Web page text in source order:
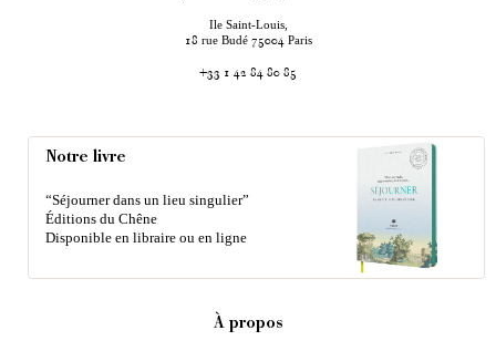
Ile Saint-Louis,
18 rue Budé 75004 Paris
+33 1 42 84 80 85
Notre livre
“Séjourner dans un lieu singulier”
Éditions du Chêne
Disponible en libraire ou en ligne
À propos